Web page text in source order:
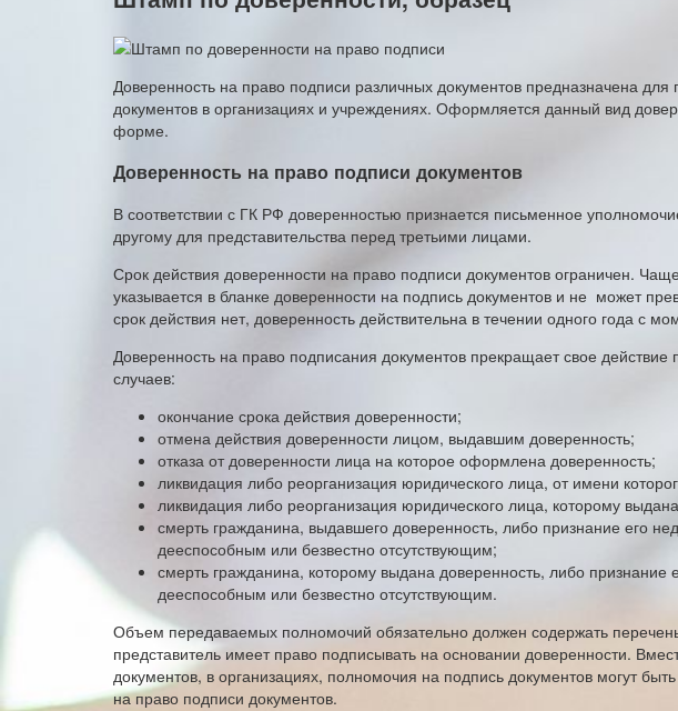
Доверенность на право подписи различных документов предназначена
документов в организациях и учреждениях. Оформляется данный вид
форме.
Доверенность на право подписи документов
В соответствии с ГК РФ доверенностью признается письменное
другому для представительства перед третьими лицами.
Срок действия доверенности на право подписи документов ограничен.
указывается в бланке доверенности на подпись документов и не может
срок действия нет, доверенность действительна в течении одного года с
Доверенность на право подписания документов прекращает свое
случаев:
окончание срока действия доверенности;
отмена действия доверенности лицом, выдавшим доверенность;
отказа от доверенности лица на которое оформлена доверенность;
ликвидация либо реорганизация юридического лица, от имени
ликвидация либо реорганизация юридического лица, которому
смерть гражданина, выдавшего доверенность, либо признание его
дееспособным или безвестно отсутствующим;
смерть гражданина, которому выдана доверенность, либо признание
дееспособным или безвестно отсутствующим.
Объем передаваемых полномочий обязательно должен содержать
представитель имеет право подписывать на основании доверенности.
документов, в организациях, полномочия на подпись документов могут
на право подписи документов.